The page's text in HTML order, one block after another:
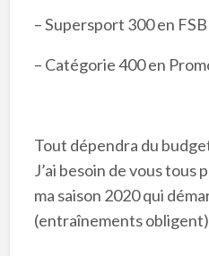
– Supersport 300 en
– Catégorie 400 en
Tout dépendra du
J’ai besoin de vous tous
ma saison 2020 qui
(entraînements